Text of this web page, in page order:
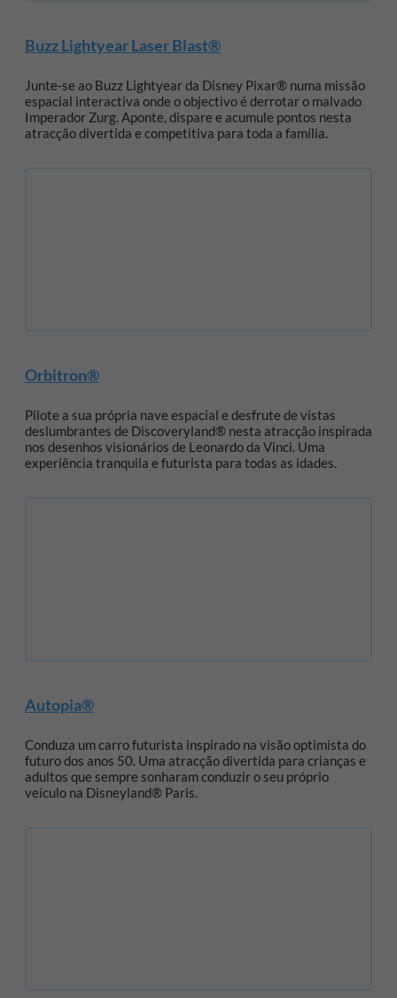
Buzz Lightyear Laser Blast®
Junte‑se ao Buzz Lightyear da Disney Pixar® numa missão
espacial interactiva onde o objectivo é derrotar o malvado
Imperador Zurg. Aponte, dispare e acumule pontos nesta
atracção divertida e competitiva para toda a família.
Orbitron®
Pilote a sua própria nave espacial e desfrute de vistas
deslumbrantes de Discoveryland® nesta atracção inspirada
nos desenhos visionários de Leonardo da Vinci. Uma
experiência tranquila e futurista para todas as idades.
Autopia®
Conduza um carro futurista inspirado na visão optimista do
futuro dos anos 50. Uma atracção divertida para crianças e
adultos que sempre sonharam conduzir o seu próprio
veículo na Disneyland® Paris.